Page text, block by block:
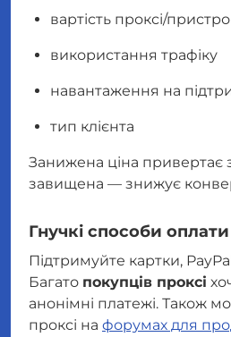
вартість проксі/
використання трафіку
навантаження на
тип клієнта
Занижена ціна привертає
завищена — знижує
Гнучкі способи оплати
Підтримуйте картки,
Багато покупців проксі
анонімні платежі. Також
проксі на форумах для